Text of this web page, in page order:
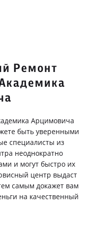
Ремонт
Арцимовича
быть уверенными
специалисты из
неоднократно
и могут быстро их
центр выдаст
самым докажет вам
на качественный